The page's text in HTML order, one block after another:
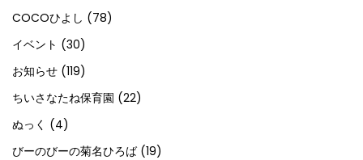
COCOひよし (78)
イベント (30)
お知らせ (119)
ちいさなたね保育園 (22)
ぬっく (4)
びーのびーの菊名ひろば(19)